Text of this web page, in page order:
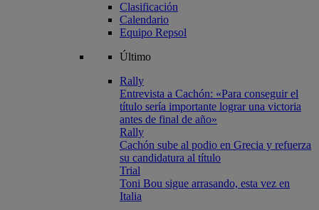
Clasificación
Calendario
Equipo Repsol
Último
Rally
Entrevista a Cachón: «Para conseguir el
título sería importante lograr una victoria
antes de final de año»
Rally
Cachón sube al podio en Grecia y refuerza
su candidatura al título
Trial
Toni Bou sigue arrasando, esta vez en
Italia